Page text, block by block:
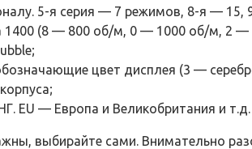
5-я серия — 7 режимов, 8-я — 15,
1400 (8 — 800 об/м, 0 — 1000 об/м, 2 —
цвет дисплея (3 —
EU — Европа и Великобритания и т.д.
выбирайте сами. Внимательно